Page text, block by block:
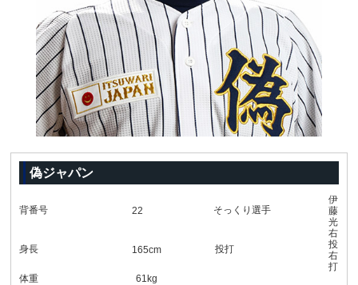
偽ジャパン
背番号 22 そっくり選手
伊
藤
光
身長 165cm 投打
右
投
右
打
体重
61kg